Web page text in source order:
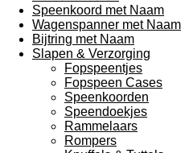
Speenkoord met Naam
Wagenspanner met Naam
Bijtring met Naam
Slapen & Verzorging
Fopspeentjes
Fopspeen Cases
Speenkoorden
Speendoekjes
Rammelaars
Rompers